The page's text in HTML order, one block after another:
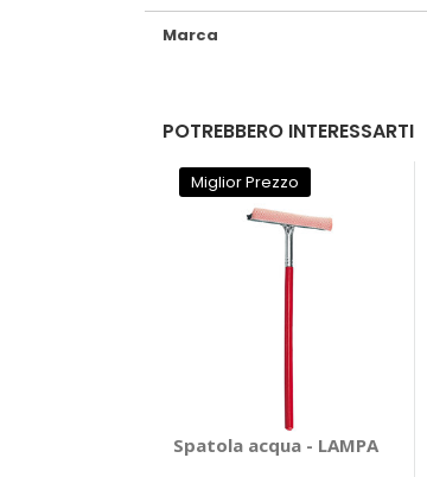
Marca
POTREBBERO INTERESSARTI
Miglior Prezzo
Spatola acqua - LAMPA